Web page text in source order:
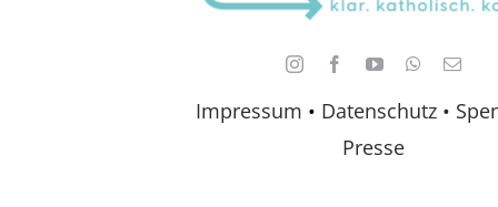
Impressum • Datenschutz •
Presse